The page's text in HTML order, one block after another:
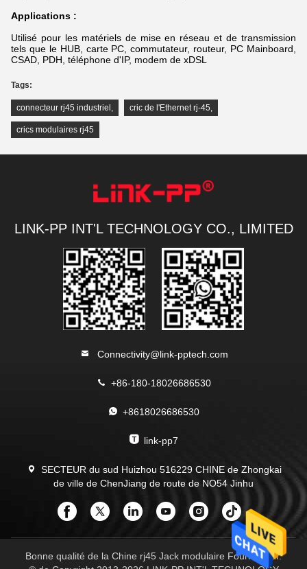
Applications :
Utilisé pour les matériels de mise en réseau et de transmission
tels que le HUB, carte PC, commutateur, routeur, PC Mainboard,
CSAD, PDH, téléphone d'IP, modem de xDSL
Tags:
connecteur rj45 industriel , cric de l'Ethernet rj-45,
crics modulaires rj45
LINK-PP INT'L TECHNOLOGY CO., LIMITED
Connectivity@link-pptech.com
+86-180-18026686530
+8618026686530
link-pp7
SECTEUR du sud Huizhou 516229 CHINE de Zhongkai
de ville de ChenJiang de route de NO54 Jinhu
Bonne qualité de la Chine rj45 Jack modulaire Fournisseur.